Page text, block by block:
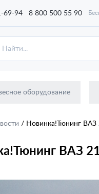
69-94 8 800 500 55 90
оборудование
/ Новинка!Тюнинг ВАЗ
ВАЗ